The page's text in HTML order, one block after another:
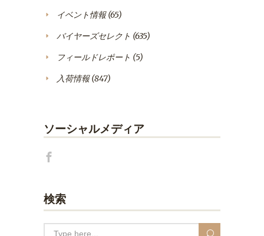
イベント情報(65)
バイヤーズセレクト (635)
フィールドレポート (5)
入荷情報(847)
ソーシャルメディア
検索